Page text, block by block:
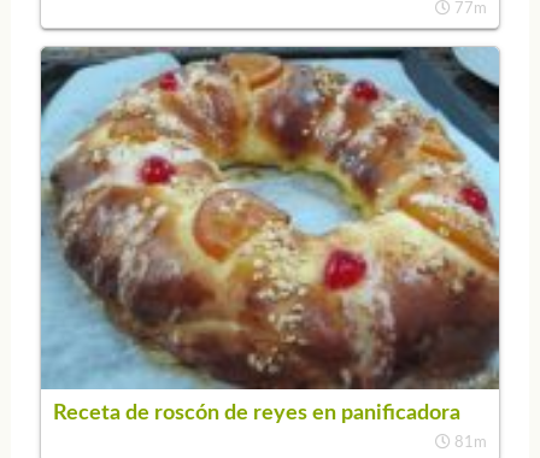
77m
Receta de roscón de reyes en panificadora
81m